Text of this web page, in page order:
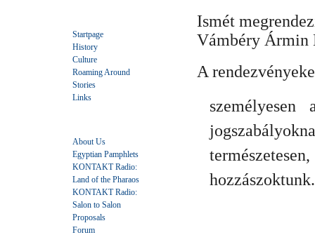
Startpage
History
Culture
Roaming Around
Stories
Links
About Us
Egyptian Pamphlets
KONTAKT Radio:
Land of the Pharaos
KONTAKT Radio:
Salon to Salon
Proposals
Forum
Ismét
Vámbéry Ármin
A
hozzászoktunk.